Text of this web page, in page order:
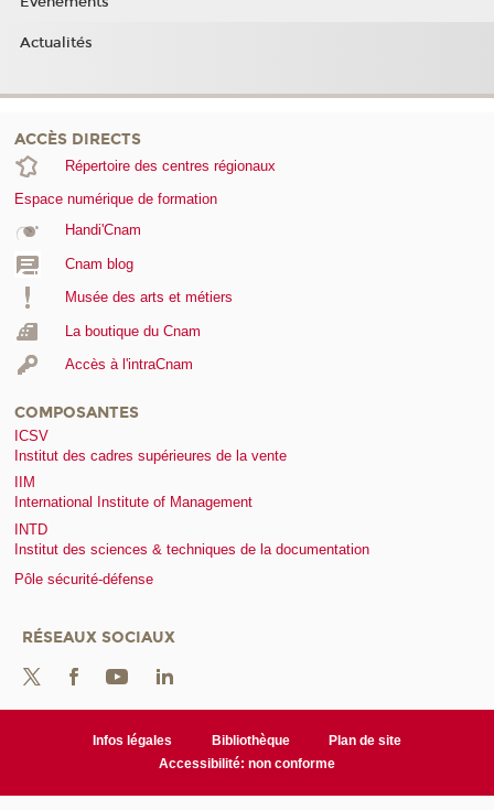
Actualités
ACCÈS DIRECTS
Répertoire des centres régionaux
Espace numérique de formation
Handi'Cnam
Cnam blog
Musée des arts et métiers
La boutique du Cnam
Accès à l'intraCnam
COMPOSANTES
ICSV
Institut des cadres supérieures de la vente
IIM
International Institute of Management
INTD
Institut des sciences & techniques de la documentation
Pôle sécurité-défense
RÉSEAUX SOCIAUX
Infos légales Bibliothèque
Plan de site
Accessibilité: non conforme